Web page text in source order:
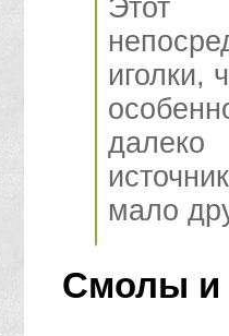
Этот
иголки,
мало
Смолы и